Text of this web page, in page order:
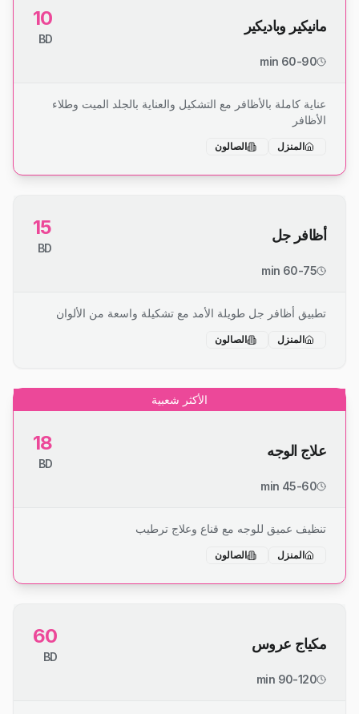
مانيكير وباديكير 10
BD
60-90 min
عناية كاملة بالأظافر مع التشكيل والعناية بالجلد الميت وطلاء
الأظافر
المنزل الصالون
أظافر جل 15
BD
60-75 min
تطبيق أظافر جل طويلة الأمد مع تشكيلة واسعة من الألوان
المنزل الصالون
الأكثر شعبية
علاج الوجه 18
BD
45-60 min
تنظيف عميق للوجه مع قناع وعلاج ترطيب
المنزل الصالون
مكياج عروس 60
BD
90-120 min